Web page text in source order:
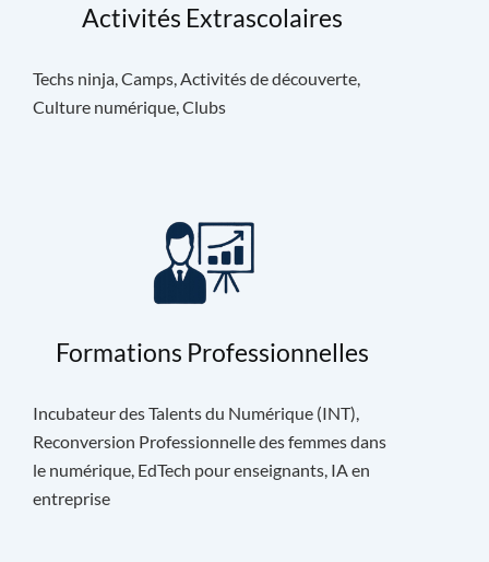
Activités Extrascolaires
Techs ninja, Camps, Activités de découverte,
Culture numérique, Clubs
Formations Professionnelles
Incubateur des Talents du Numérique (INT),
Reconversion Professionnelle des femmes dans
le numérique, EdTech pour enseignants, IA en
entreprise